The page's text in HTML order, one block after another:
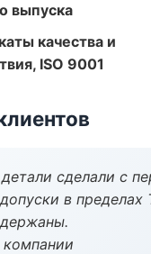
выпуска
качества и
ISO 9001
сделали с
в пределах